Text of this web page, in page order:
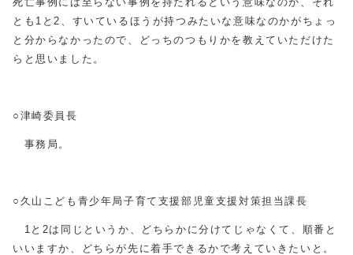
とも1と2、すいているほうが持つみたいな意味なのかがちょっ
と分からなかったので、どっちのつもりかを教えていただけた
らと思いました。
○津崎委員長
事務局。
○久山こども青少年局子育て支援部児童支援対策担当課長
1と2は同じというか、どちらかに分けてじゃなくて、順番と
いいますか、どちらが先に着手できるかで考えていきたいと。